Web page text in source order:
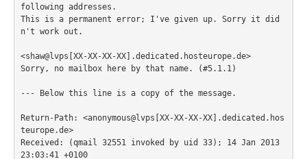
Grafik
Sicherheit
PovRay +
Home
PovRay
following addresses.
This is a permanent error; I've given up. Sorry it did
n't work out.
<shaw@lvps[XX-XX-XX-XX].dedicated.hosteurope.de>
Sorry, no mailbox here by that name. (#5.1.1)
--- Below this line is a copy of the message.
Return-Path: <anonymous@lvps[XX-XX-XX-XX].dedicated.hos
teurope.de>
Received: (qmail 32551 invoked by uid 33); 14 Jan 2013
23:03:41 +0100